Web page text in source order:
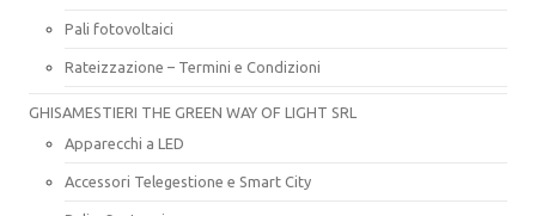
Pali fotovoltaici
Rateizzazione – Termini e Condizioni
GHISAMESTIERI THE GREEN WAY OF LIGHT SRL
Apparecchi a LED
Accessori Telegestione e Smart City